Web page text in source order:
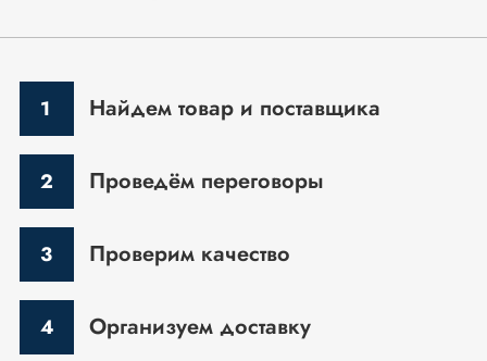
Найдем товар и поставщика
Проведём переговоры
Проверим качество
Организуем доставку